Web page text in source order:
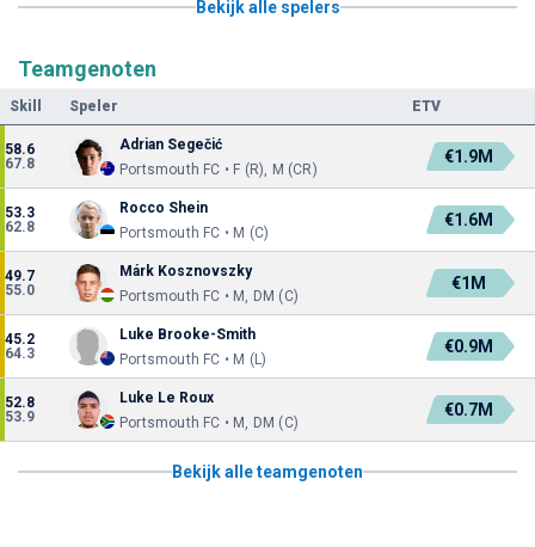
Bekijk alle spelers
Teamgenoten
Skill Speler ETV
58.6
67.8
Adrian Segečić
Portsmouth FC • F (R), M (CR)
€1.9M
53.3
62.8
Rocco Shein
Portsmouth FC • M (C)
€1.6M
49.7
55.0
Márk Kosznovszky
Portsmouth FC • M, DM (C)
€1M
45.2
64.3
Luke Brooke-Smith
Portsmouth FC • M (L)
€0.9M
52.8
53.9
Luke Le Roux
Portsmouth FC • M, DM (C)
€0.7M
Bekijk alle teamgenoten